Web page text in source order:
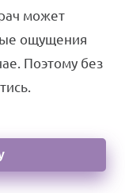
может
ощущения
Поэтому без